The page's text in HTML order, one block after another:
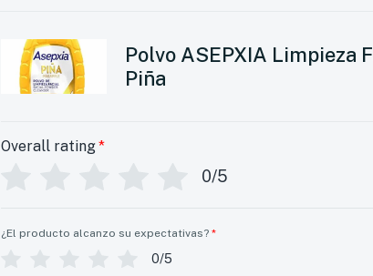
Polvo ASEPXIA Limpieza
Piña
Overall rating*
0/5
¿El producto alcanzo su expectativas? *
0/5